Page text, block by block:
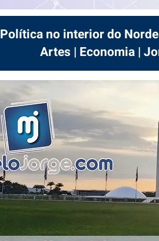
Política no interior do
Artes | Economia |